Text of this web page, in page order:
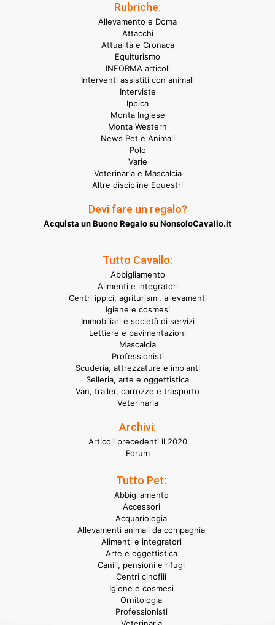
Rubriche:
Allevamento e Doma
Attacchi
Attualità e Cronaca
Equiturismo
INFORMA articoli
Interventi assistiti con animali
Interviste
Ippica
Monta Inglese
Monta Western
News Pet e Animali
Polo
Varie
Veterinaria e Mascalcia
Altre discipline Equestri
Devi fare un regalo?
Acquista un Buono Regalo su NonsoloCavallo.it
Tutto Cavallo:
Abbigliamento
Alimenti e integratori
Centri ippici, agriturismi, allevamenti
Igiene e cosmesi
Immobiliari e società di servizi
Lettiere e pavimentazioni
Mascalcia
Professionisti
Scuderia, attrezzature e impianti
Selleria, arte e oggettistica
Van, trailer, carrozze e trasporto
Veterinaria
Archivi:
Articoli precedenti il 2020
Forum
Tutto Pet:
Abbigliamento
Accessori
Acquariologia
Allevamenti animali da compagnia
Alimenti e integratori
Arte e oggettistica
Canili, pensioni e rifugi
Centri cinofili
Igiene e cosmesi
Ornitologia
Professionisti